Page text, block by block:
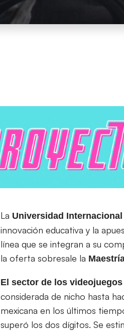
La Universidad
innovación educativa y la
línea que se integran a su
la oferta sobresale la
El sector de los
considerada de nicho hasta
mexicana en los últimos
superó los dos dígitos. Se